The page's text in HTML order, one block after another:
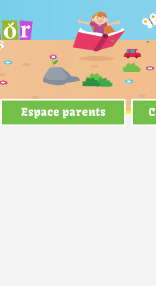
Espace parents
> Toto en cours d'Histoire